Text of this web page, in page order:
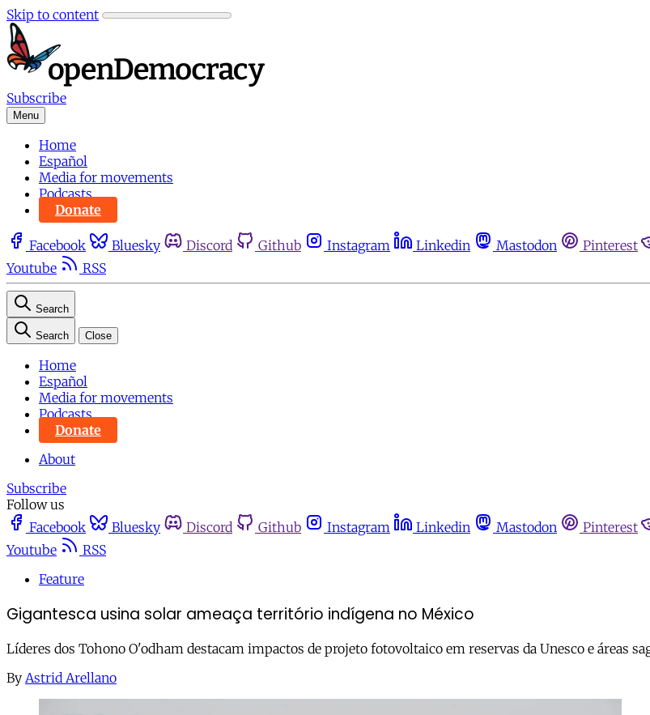
Skip to content
Subscribe
Menu
Home
Español
Media for movements
Podcasts
Donate
Facebook Bluesky Discord Github Instagram Linkedin Mastodon Pinterest
Youtube
RSS
Search
Search Close
Home
Español
Media for movements
Podcasts
Donate
About
Subscribe
Follow us
Facebook
Bluesky Discord Github Instagram Linkedin Mastodon Pinterest
Youtube
RSS
Feature
Gigantesca usina solar ameaça território indígena no México
Líderes dos Tohono O'odham destacam impactos de projeto fotovoltaico em reservas da Unesco e áreas
By Astrid Arellano